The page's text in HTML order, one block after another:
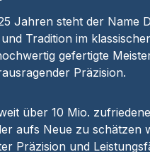
Jahren steht der Name
Tradition im
gefertigte
Präzision.
über 10 Mio.
aufs Neue zu schätzen
Präzision und